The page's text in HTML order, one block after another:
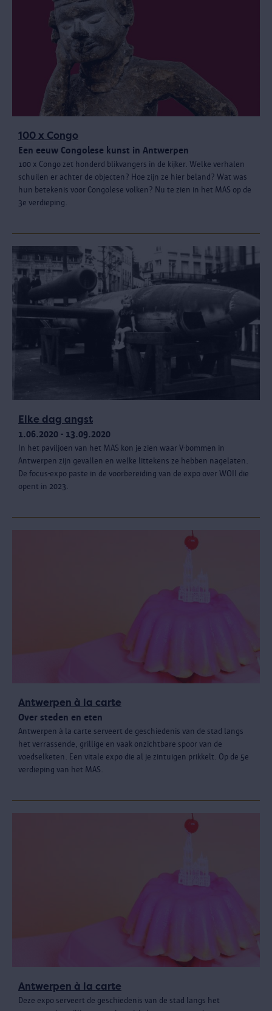
100 x Congo
Een eeuw Congolese kunst in Antwerpen
100 x Congo zet honderd blikvangers in de kijker. Welke verhalen
schuilen er achter de objecten? Hoe zijn ze hier beland? Wat was
hun betekenis voor Congolese volken? Nu te zien in het MAS op de
3e verdieping.
Elke dag angst
1.06.2020 - 13.09.2020
In het paviljoen van het MAS kon je zien waar V-bommen in
Antwerpen zijn gevallen en welke littekens ze hebben nagelaten.
De focus-expo paste in de voorbereiding van de expo over WOII die
opent in 2023.
Antwerpen à la carte
Over steden en eten
Antwerpen à la carte serveert de geschiedenis van de stad langs
het verrassende, grillige en vaak onzichtbare spoor van de
voedselketen. Een vitale expo die al je zintuigen prikkelt. Op de 5e
verdieping van het MAS.
Antwerpen à la carte
Deze expo serveert de geschiedenis van de stad langs het